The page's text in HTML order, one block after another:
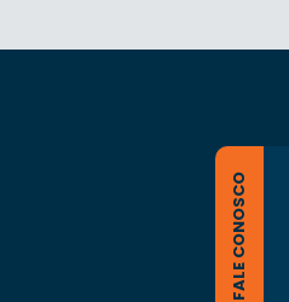
FALE CONOSCO